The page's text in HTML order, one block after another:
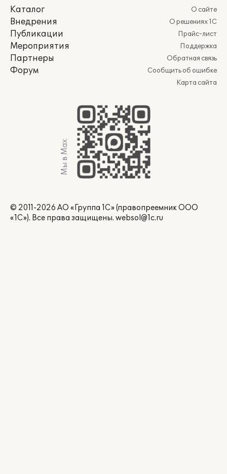
Каталог
Внедрения
Публикации
Мероприятия
Партнеры
Форум
О сайте
О решениях 1С
Прайс-лист
Поддержка
Обратная связь
Сообщить об ошибке
Карта сайта
Мы в Max
© 2011-2026 АО «Группа 1С» (правопреемник ООО
«1С»). Все права защищены. websol@1c.ru